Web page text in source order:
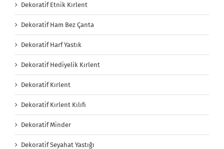
Dekoratif Etnik Kırlent
Dekoratif Ham Bez Çanta
Dekoratif Harf Yastık
Dekoratif Hediyelik Kırlent
Dekoratif Kırlent
Dekoratif Kırlent Kılıfı
Dekoratif Minder
Dekoratif Seyahat Yastığı